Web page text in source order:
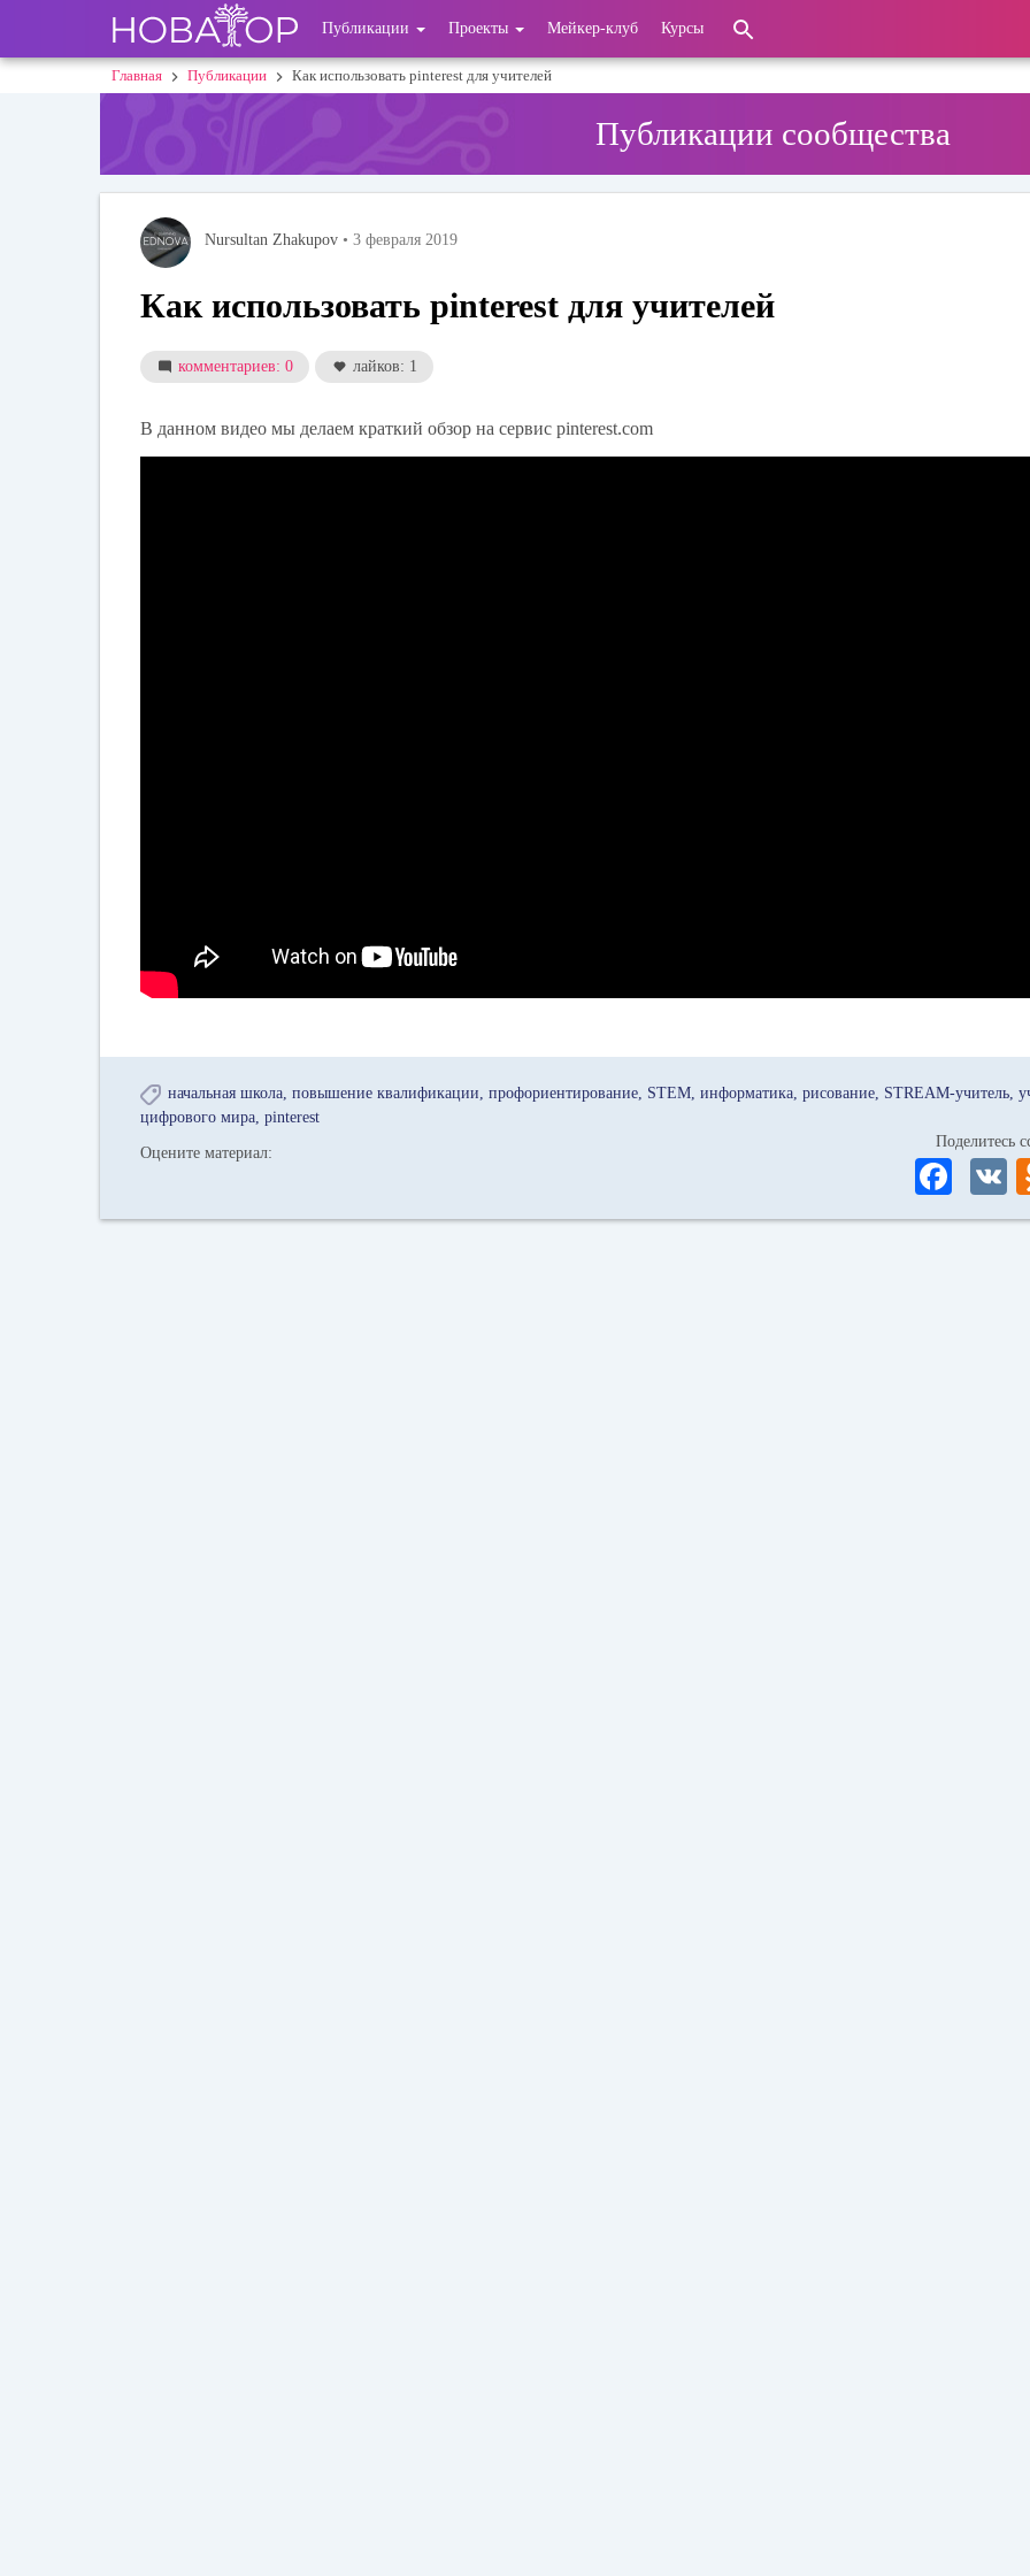
основному
User
account
Публикации Проекты Мейкер-клуб Курсы
Строка
Главная Публикации Как использовать pinterest для учителей
Публикации сообщества
Nursultan Zhakupov • 3 февраля 2019
Как использовать pinterest для учителей
комментариев: 0 лайков: 1
В данном видео мы делаем краткий обзор на сервис pinterest.com
начальная школа повышение квалификации профориентирование STEM информатика рисование STREAM-учитель
цифрового мира pinterest
Оцените материал:
Поделитесь
Fa
ce